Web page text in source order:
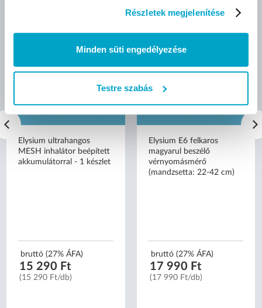
Részletek megjelenítése
Minden süti engedélyezése
Testre szabás
Elysium ultrahangos
MESH inhalátor beépített
akkumulátorral - 1 készlet
bruttó (27% ÁFA)
15 290 Ft
(15 290 Ft/db)
Elysium E6 felkaros
magyarul beszélő
vérnyomásmérő
(mandzsetta: 22-42 cm)
bruttó (27% ÁFA)
17 990 Ft
(17 990 Ft/db)